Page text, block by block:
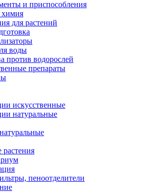
и приспособления
химия
для растений
воды
против водорослей
препараты
искусственные
натуральные
пеноотделители